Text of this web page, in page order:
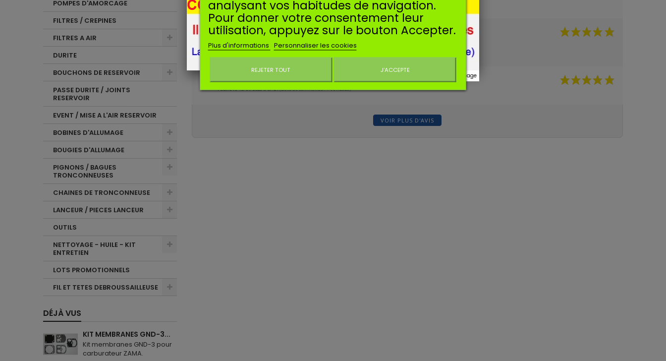
POMPES D'AMORCAGE
FILTRES / CREPINES
FILTRES A AIR
DURITE
BOUCHONS DE RESERVOIR
PASSE DURITE / JOINTS
RESERVOIR
EVENT / MISE A L'AIR RESERVOIR
BOBINES D'ALLUMAGE
BOUGIES D'ALLUMAGE
PIGNONS / BAGUES
TRONCONNEUSES
CHAINES DE TRONCONNEUSE
LANCEUR / PIECES LANCEUR
OUTILS
NETTOYAGE - HUILE - KIT
ENTRETIEN
LOTS PROMOTIONNELS
FIL ET TETES DEBROUSSAILLEUSE
DÉJÀ VUS
KIT MEMBRANES GND-3...
Kit membranes GND-3 pour
carburateur ZAMA.
Iden
Claude A.
Publié le 22/03/2025 à 13:02
Conforme.
Jean Philippe N.
Publié le 18/01/2025 à 07:21(Date de commande : 14/01/2025)
VOIR PLUS D'AVIS
analysant vos habitudes de navigation.
Pour donner votre consentement leur
utilisation, appuyez sur le bouton Accepter.
Plus d'informations Personnaliser les cookies
REJETER TOUT J'ACCEPTE
Ne plus afficher ce message